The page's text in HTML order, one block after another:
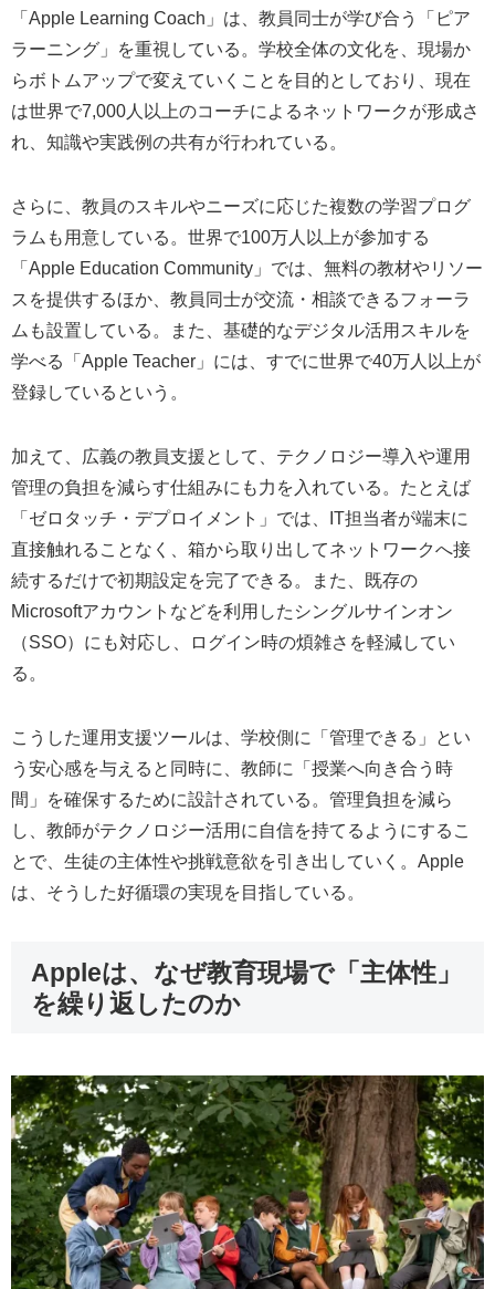
「Apple Learning Coach」は、教員同士が学び合う「ピア
ラーニング」を重視している。学校全体の文化を、現場か
らボトムアップで変えていくことを目的としており、現在
は世界で7,000人以上のコーチによるネットワークが形成さ
れ、知識や実践例の共有が行われている。
さらに、教員のスキルやニーズに応じた複数の学習プログ
ラムも用意している。世界で100万人以上が参加する
「Apple Education Community」では、無料の教材やリソー
スを提供するほか、教員同士が交流・相談できるフォーラ
ムも設置している。また、基礎的なデジタル活用スキルを
学べる「Apple Teacher」には、すでに世界で40万人以上が
登録しているという。
加えて、広義の教員支援として、テクノロジー導入や運用
管理の負担を減らす仕組みにも力を入れている。たとえば
「ゼロタッチ・デプロイメント」では、IT担当者が端末に
直接触れることなく、箱から取り出してネットワークへ接
続するだけで初期設定を完了できる。また、既存の
Microsoftアカウントなどを利用したシングルサインオン
（SSO）にも対応し、ログイン時の煩雑さを軽減してい
る。
こうした運用支援ツールは、学校側に「管理できる」とい
う安心感を与えると同時に、教師に「授業へ向き合う時
間」を確保するために設計されている。管理負担を減ら
し、教師がテクノロジー活用に自信を持てるようにするこ
とで、生徒の主体性や挑戦意欲を引き出していく。Apple
は、そうした好循環の実現を目指している。
Appleは、なぜ教育現場で「主体性」
を繰り返したのか